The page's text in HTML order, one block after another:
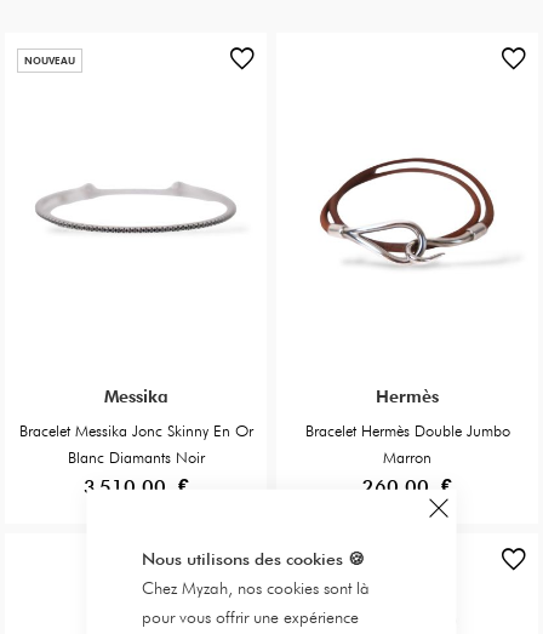
Nous utilisons des cookies 🍪
Chez Myzah, nos cookies sont là
pour vous offrir une expérience
NOUVEAU
Messika
Bracelet Messika Jonc Skinny En Or
Blanc Diamants Noir
3 510,00 €
Hermès
Bracelet Hermès Double Jumbo
Marron
260,00 €